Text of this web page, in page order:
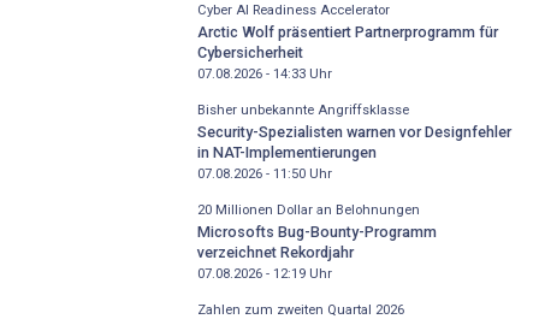
Cyber AI Readiness Accelerator
Arctic Wolf präsentiert Partnerprogramm für
Cybersicherheit
07.08.2026 - 14:33Uhr
Bisher unbekannte Angriffsklasse
Security-Spezialisten warnen vor Designfehler
in NAT-Implementierungen
07.08.2026 - 11:50Uhr
20 Millionen Dollar an Belohnungen
Microsofts Bug-Bounty-Programm
verzeichnet Rekordjahr
07.08.2026 - 12:19Uhr
Zahlen zum zweiten Quartal 2026